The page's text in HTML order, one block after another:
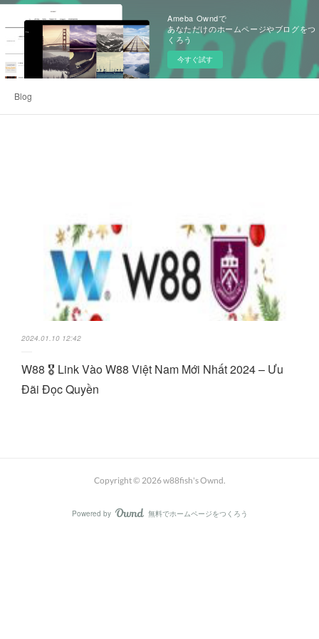
Ameba Owndで
あなただけのホームページやブログをつ
くろう
今すぐ試す
Blog
2024.01.10 12:42
W88 🎖️ Link Vào W88 Việt Nam Mới Nhất 2024 – Ưu
Đãi Đọc Quyền
Copyright © 2026w88fish's Ownd.
Powered by AmebaOwnd
無料でホームページをつくろう